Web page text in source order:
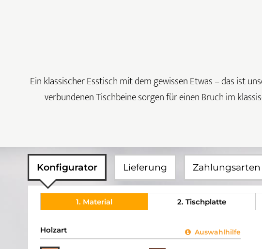
Ein klassischer Esstisch mit dem gewissen Etwas – das ist
verbundenen Tischbeine sorgen für einen Bruch im
Konfigurator Lieferung Zahlungsarten
1. Material 2. Tischplatte
Holzart Auswahlhilfe